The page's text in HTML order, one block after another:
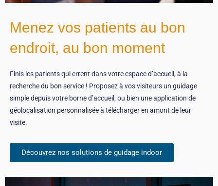
Menez vos patients au bon
endroit, au bon moment
Finis les patients qui errent dans votre espace d’accueil, à la
recherche du bon service ! Proposez à vos visiteurs un guidage
simple depuis votre borne d’accueil, ou bien une application de
géolocalisation personnalisée à télécharger en amont de leur
visite.
Découvrez nos solutions de guidage indoor